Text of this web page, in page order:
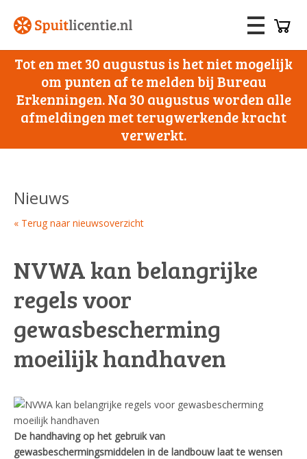
Tot en met 30 augustus is het niet mogelijk
om punten af te melden bij Bureau
Erkenningen. Na 30 augustus worden alle
afmeldingen met terugwerkende kracht
verwerkt.
Nieuws
« Terug naar nieuwsoverzicht
NVWA kan belangrijke
regels voor
gewasbescherming
moeilijk handhaven
De handhaving op het gebruik van
gewasbeschermingsmiddelen in de landbouw laat te wensen